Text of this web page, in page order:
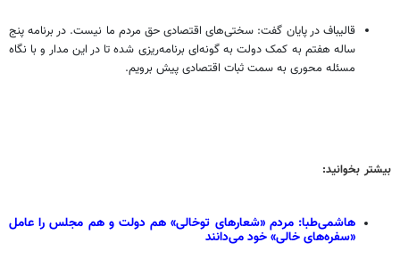
قالیباف در پایان گفت: سختی‌های اقتصادی حق مردم ما نیست. در برنامه پنج
ساله هفتم به کمک دولت به گونه‌ای برنامه‌ریزی شده تا در این مدار و با نگاه
مسئله محوری به سمت ثبات اقتصادی پیش برویم.
بیشتر بخوانید:
هاشمی‌طبا: مردم «شعارهای توخالی» هم دولت و هم مجلس را عامل
«سفره‌های خالی» خود می‌دانند